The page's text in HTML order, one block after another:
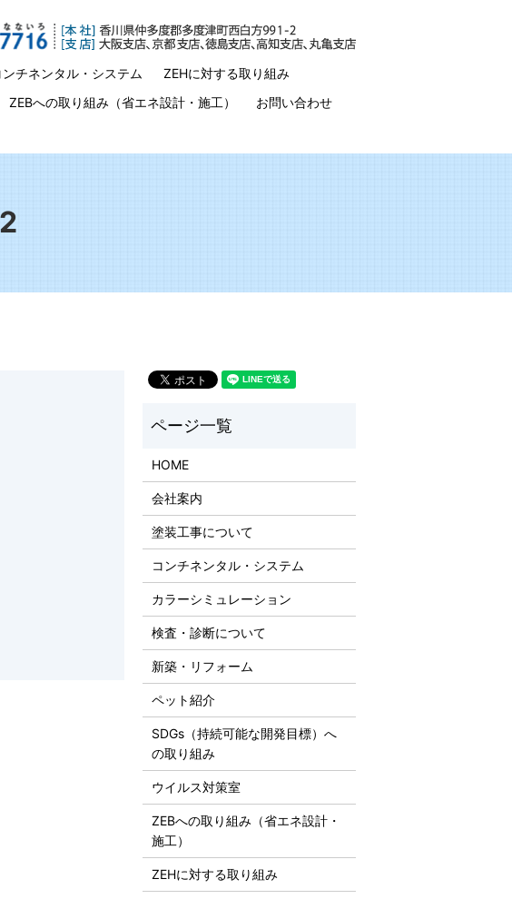
ンチネンタル・システム
ZEHに対する取り組み
ZEBへの取り組み（省エネ設計・施工）
お問い合わせ
HOME
会社案内
塗装工事について
コンチネンタル・システム
カラーシミュレーション
検査・診断について
新築・リフォーム
ペット紹介
SDGs（持続可能な開発目標）へ
の取り組み
ウイルス対策室
ZEBへの取り組み（省エネ設計・
施工）
ZEHに対する取り組み